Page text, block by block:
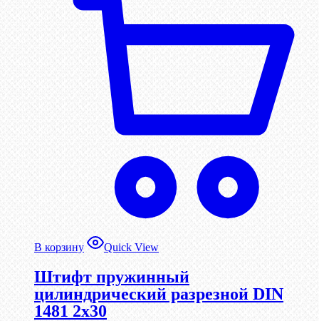
В корзину Quick View
Штифт пружинный
цилиндрический разрезной DIN
1481 2х30